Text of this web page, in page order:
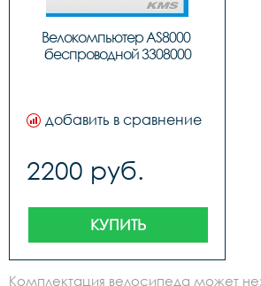
Велокомпьютер AS8000
беспроводной 3308000
добавить в сравнение
2200 руб.
КУПИТЬ
Комплектация велосипеда может